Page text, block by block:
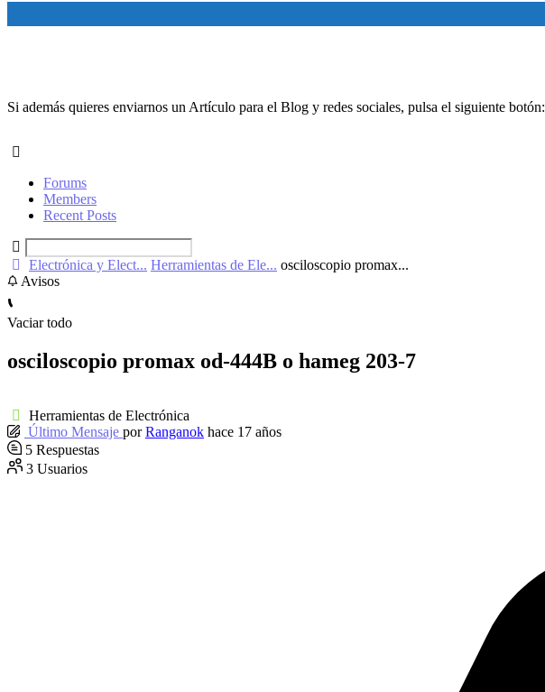
Si además quieres enviarnos un Artículo para el Blog y redes sociales, pulsa el siguiente botón:
Forums
Members
Recent Posts
Electrónica y Elect... Herramientas de Ele... osciloscopio promax...
Avisos
Vaciar todo
osciloscopio promax od-444B o hameg 203-7
Herramientas de Electrónica
Último Mensaje por Ranganok hace 17 años
5 Respuestas
3 Usuarios